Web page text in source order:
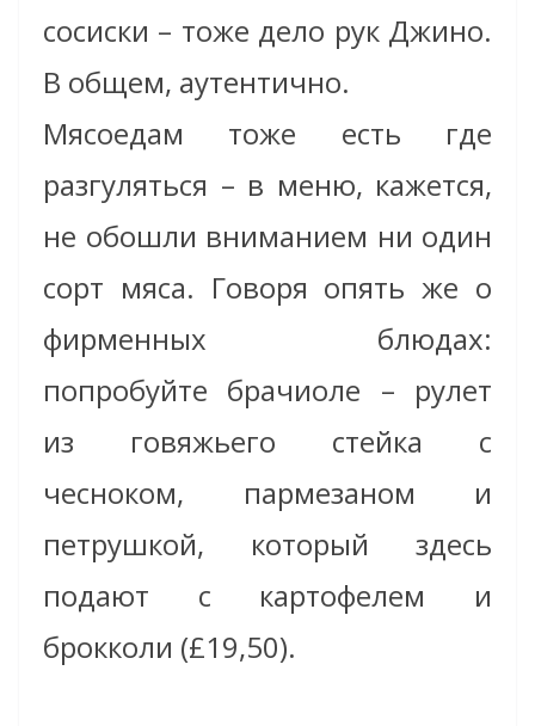
сосиски – тоже дело рук Джино.
В общем, аутентично.
Мясоедам тоже есть где
разгуляться – в меню, кажется,
не обошли вниманием ни один
сорт мяса. Говоря опять же о
фирменных блюдах:
попробуйте брачиоле – рулет
из говяжьего стейка с
чесноком, пармезаном и
петрушкой, который здесь
подают с картофелем и
брокколи (£19,50).